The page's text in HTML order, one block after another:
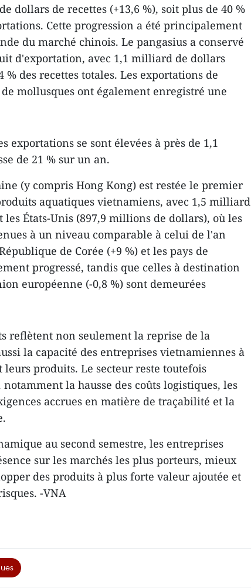
dollars de recettes (+13,6 %), soit plus de 40 %
Cette progression a été principalement
du marché chinois. Le pangasius a conservé
d'exportation, avec 1,1 milliard de dollars
% des recettes totales. Les exportations de
mollusques ont également enregistré une
exportations se sont élevées à près de 1,1
de 21 % sur un an.
(y compris Hong Kong) est restée le premier
aquatiques vietnamiens, avec 1,5 milliard
les États-Unis (897,9 millions de dollars), où les
à un niveau comparable à celui de l'an
de Corée (+9 %) et les pays de
progressé, tandis que celles à destination
européenne (-0,8 %) sont demeurées
reflètent non seulement la reprise de la
la capacité des entreprises vietnamiennes à
produits. Le secteur reste toutefois
la hausse des coûts logistiques, les
accrues en matière de traçabilité et la
au second semestre, les entreprises
sur les marchés les plus porteurs, mieux
des produits à plus forte valeur ajoutée et
-VNA